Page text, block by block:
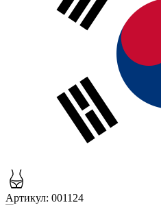
Артикул: 001124